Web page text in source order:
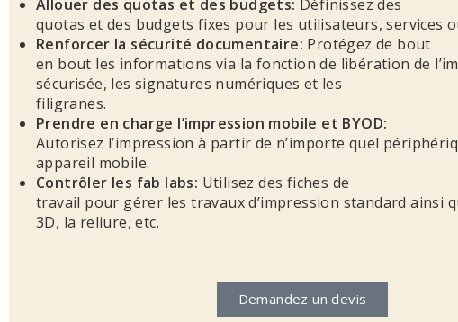
Allouer des quotas et des budgets: Définissez des
quotas et des budgets fixes pour les utilisateurs, services
Renforcer la sécurité documentaire: Protégez de bout
en bout les informations via la fonction de libération de
sécurisée, les signatures numériques et les
filigranes.
Prendre en charge l’impression mobile et BYOD:
Autorisez l’impression à partir de n’importe quel
appareil mobile.
Contrôler les fab labs: Utilisez des fiches de
travail pour gérer les travaux d’impression standard ainsi
3D, la reliure, etc.
Demandez un devis